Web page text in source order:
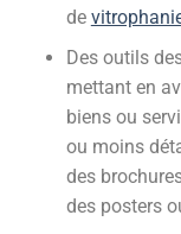
de
Des outils
mettant en
biens ou
ou moins
des
des posters